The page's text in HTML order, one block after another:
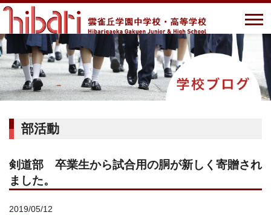
部活動
剣道部 卒業生から試合用の胴が新しく寄贈され
ました。
2019/05/12